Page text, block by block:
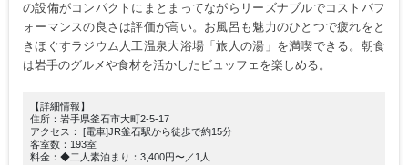
の設備がコンパクトにまとまってながらリーズナブルでコストパフ
ォーマンスの良さは評価が高い。お風呂も魅力のひとつで疲れをと
きほぐすラジウム人工温泉大浴場「旅人の湯」を満喫できる。朝食
は岩手のグルメや食材を活かしたビュッフェを楽しめる。
【詳細情報】
住所：岩手県釜石市大町2-5-17
アクセス： [電車]JR釜石駅から徒歩で約15分
客室数：193室
料金：◆二人素泊まり：3,400円〜／1人